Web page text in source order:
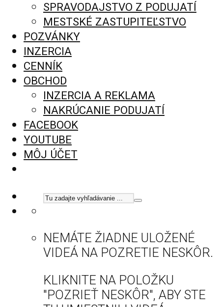
SPRAVODAJSTVO Z PODUJATÍ
MESTSKÉ ZASTUPITEĽSTVO
POZVÁNKY
INZERCIA
CENNÍK
OBCHOD
INZERCIA A REKLAMA
NAKRÚCANIE PODUJATÍ
FACEBOOK
YOUTUBE
MÔJ ÚČET
NEMÁTE ŽIADNE ULOŽENÉ
VIDEÁ NA POZRETIE NESKÔR.
KLIKNITE NA POLOŽKU
"POZRIEŤ NESKÔR", ABY STE